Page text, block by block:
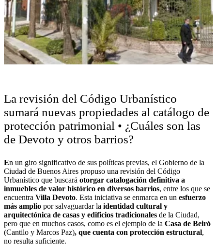
La revisión del Código Urbanístico
sumará nuevas propiedades al catálogo de
protección patrimonial • ¿Cuáles son las
de Devoto y otros barrios?
En un giro significativo de sus políticas previas, el Gobierno de la
Ciudad de Buenos Aires propuso una revisión del Código
Urbanístico que buscará otorgar catalogación definitiva a
inmuebles de valor histórico en diversos barrios, entre los que se
encuentra Villa Devoto. Esta iniciativa se enmarca en un esfuerzo
más amplio por salvaguardar la identidad cultural y
arquitectónica de casas y edificios tradicionales de la Ciudad,
pero que en muchos casos, como es el ejemplo de la Casa de Beiró
(Cantilo y Marcos Paz), que cuenta con protección estructural,
no resulta suficiente.